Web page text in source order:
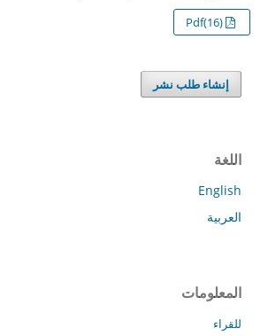
Pdf(16)
إنشاء طلب نشر
اللغة
English
العربية
المعلومات
للقراء